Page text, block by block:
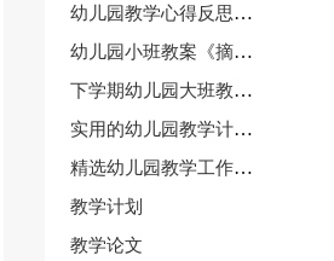
幼儿园教学心得反思与总结
幼儿园小班教案《摘果子》
下学期幼儿园大班教学计划6篇
实用的幼儿园教学计划模板汇编四篇
精选幼儿园教学工作总结
教学计划
教学论文